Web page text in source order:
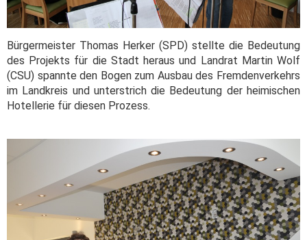
Bürgermeister Thomas Herker (SPD) stellte die Bedeutung
des Projekts für die Stadt heraus und Landrat Martin Wolf
(CSU) spannte den Bogen zum Ausbau des Fremdenverkehrs
im Landkreis und unterstrich die Bedeutung der heimischen
Hotellerie für diesen Prozess.